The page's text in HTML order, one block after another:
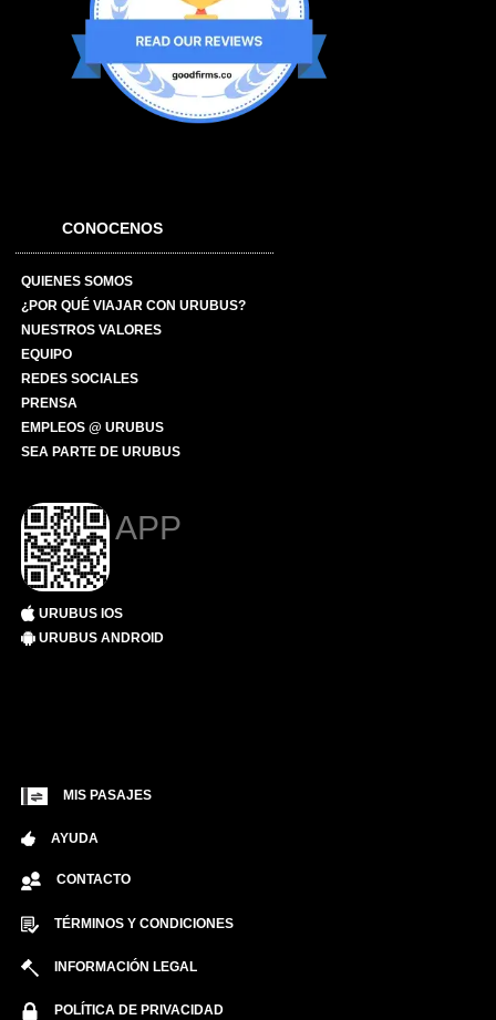
CONOCENOS
QUIENES SOMOS
¿POR QUÉ VIAJAR CON URUBUS?
NUESTROS VALORES
EQUIPO
REDES SOCIALES
PRENSA
EMPLEOS @ URUBUS
SEA PARTE DE URUBUS
APP
URUBUS IOS
URUBUS ANDROID
MIS PASAJES
AYUDA
CONTACTO
TÉRMINOS Y CONDICIONES
INFORMACIÓN LEGAL
POLÍTICA DE PRIVACIDAD